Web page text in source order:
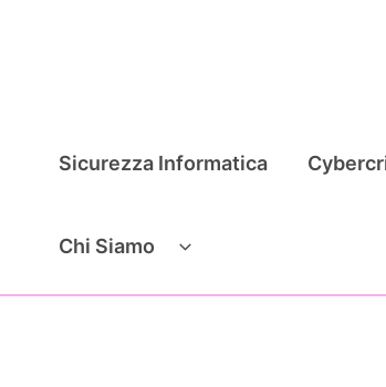
Sicurezza Informatica
Chi Siamo